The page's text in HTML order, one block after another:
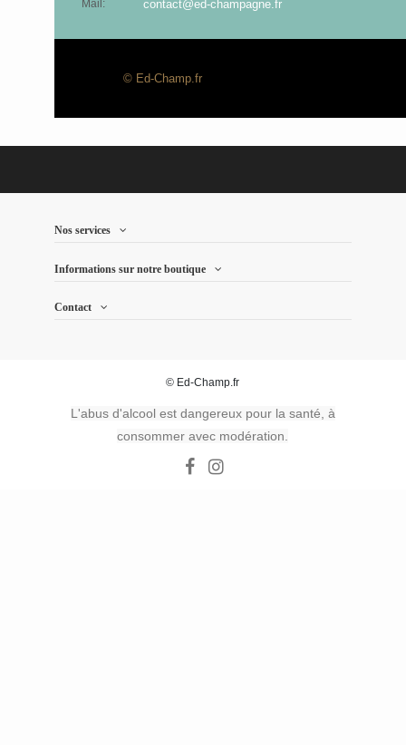
Mail: contact@ed-champagne.fr
© Ed-Champ.fr
Nos services
Informations sur notre boutique
Contact
© Ed-Champ.fr
L'abus d'alcool est dangereux pour la santé, à
consommer avec modération.